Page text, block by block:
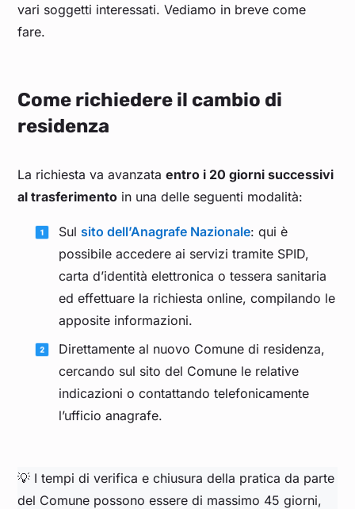
vari soggetti interessati. Vediamo in breve come
fare.
Come richiedere il cambio di
residenza
La richiesta va avanzataentro i 20 giorni successivi
al trasferimento in una delle seguenti modalità:
Sul sito dell’Anagrafe Nazionale: qui è
possibile accedere ai servizi tramite SPID,
carta d’identità elettronica o tessera sanitaria
ed effettuare la richiesta online, compilando le
apposite informazioni.
Direttamente al nuovo Comune di residenza,
cercando sul sito del Comune le relative
indicazioni o contattando telefonicamente
l’ufficio anagrafe.
💡 I tempi di verifica e chiusura della pratica da parte
del Comune possono essere di massimo 45 giorni,